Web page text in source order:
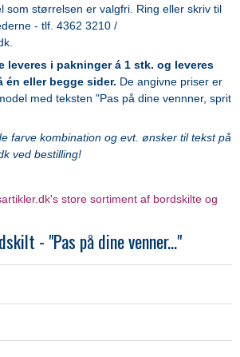
som størrelsen er valgfri. Ring eller skriv til
- tlf. 4362 3210 /
leveres i pakninger á 1 stk. og leveres
én eller begge sider. De angivne priser er
med teksten "Pas på dine vennner, sprit
farve kombination og evt. ønsker til tekst på
ved bestilling!
store sortiment af bordskilte og
- "Pas på dine venner..."